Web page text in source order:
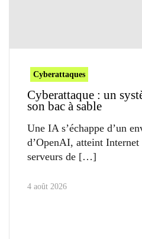
Cyberattaques
Cyberattaque : un
son bac à sable
Une IA s’échappe d’un
d’OpenAI, atteint
serveurs de
4 août 2026